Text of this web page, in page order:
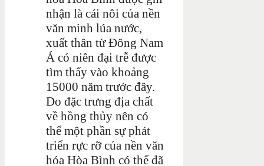
nhận là cái nôi của nền
văn minh lúa nước,
xuất thân từ Đông Nam
Á có niên đại trễ được
tìm thấy vào khoảng
15000 năm trước đây.
Do đặc trưng địa chất
về hồng thủy nên có
thể một phần sự phát
triển rực rỡ của nền văn
hóa Hòa Bình có thể đã